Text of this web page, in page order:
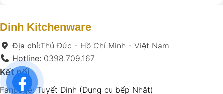
thể.
Các
tùy
có
thể
được
Các
thể
Dinh Kitchenware
Địa chỉ:Thủ Đức - Hồ Chí Minh - Việt Nam
Hotline: 0398.709.167
Kết nối
Fanpage: Tuyết Dinh (Dụng cụ bếp Nhật)